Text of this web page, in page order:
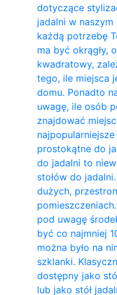
dotyczące
jadalni w naszym
każdą potrzebę
ma być okrągły,
kwadratowy,
tego, ile miejsca
domu. Ponadto
uwagę, ile osób
znajdować
najpopularniejsze
prostokątne do
do jadalni to
stołów do
dużych,
pod uwagę
być co najmniej
można było na
szklanki.
dostępny jako
lub jako stół